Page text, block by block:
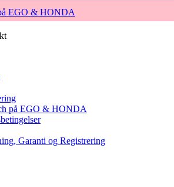
EGO & HONDA
på EGO & HONDA
Garanti og Registrering